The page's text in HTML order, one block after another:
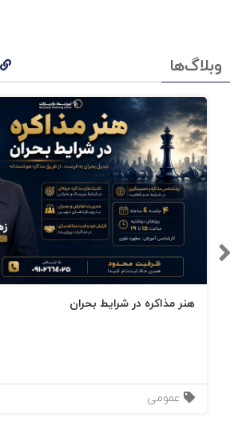
مؤثرتر از اتکای صرف بر انگیزه است.
برنامه‌ریزی انگیزشی به‌هیچ‌وجه باعث
شما نمی‌شود.
وبلاگ‌ها
هنر مذاکره در شرایط بحران
عمومی